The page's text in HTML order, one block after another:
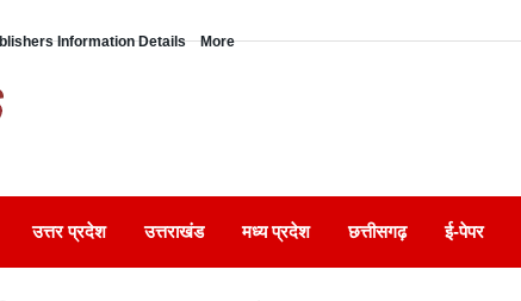
Information Details More
उत्तर प्रदेश उत्तराखंड मध्य प्रदेश छत्तीसगढ़ ई-पेपर